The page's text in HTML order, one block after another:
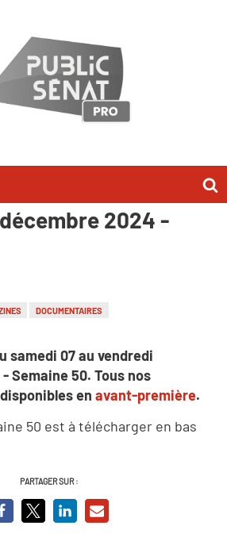
du samedi 07 au
2024 -
DOCUMENTAIRES
samedi 07 au vendredi
Semaine 50. Tous nos
en avant-première.
50 est à télécharger en bas
PARTAGER SUR :